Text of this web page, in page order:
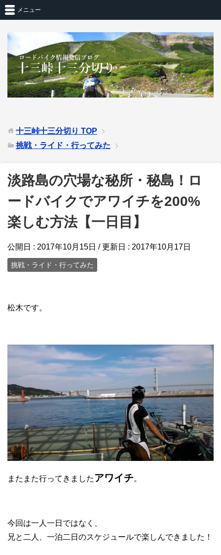
メニュー
十三峠十三分切り TOP
挑戦・ライド・行ってみた
淡路島の穴場な秘所・秘島！ロ
ードバイクでアワイチを200%
楽しむ方法【一日目】
公開日 : 2017年10月15日 / 更新日 : 2017年10月17日
挑戦・ライド・行ってみた
松木です。
またまた行ってきました アワイチ。
今回は一人一日ではなく、
兄と二人、一泊二日のスケジュールで楽しんできました！